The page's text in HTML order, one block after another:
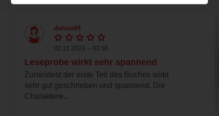
denise84
02.11.2024 – 03:56
Leseprobe wirkt sehr spannend
Zumindest der erste Teil des Buches wirkt
sehr gut geschrieben und spannend. Die
Charaktere...